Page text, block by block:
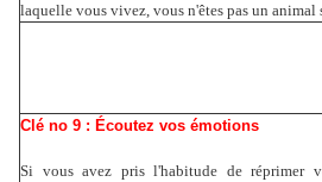
laquelle vous vivez, vous n'êtes pas un animal
Clé no 9 : Écoutez vos émotions
Si vous avez pris l'habitude de réprimer